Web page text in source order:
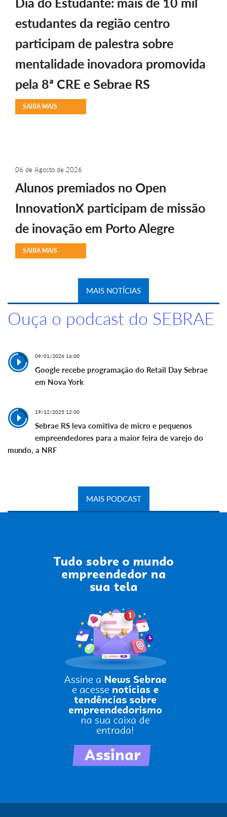
estudantes da região centro
participam de palestra sobre
mentalidade inovadora promovida
pela 8ª CRE e Sebrae RS
SAIBA MAIS
06 de Agosto de 2026
Alunos premiados no Open
InnovationX participam de missão
de inovação em Porto Alegre
SAIBA MAIS
MAIS NOTÍCIAS
Ouça o podcast do SEBRAE
09/01/2026 16:00
Google recebe programação do Retail Day Sebrae
em Nova York
19/12/2025 12:00
Sebrae RS leva comitiva de micro e pequenos
empreendedores para a maior feira de varejo do
mundo, a NRF
MAIS PODCAST